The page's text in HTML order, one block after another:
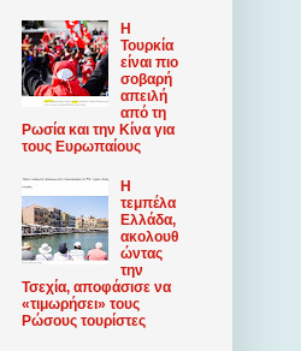
Η
Τουρκία
είναι πιο
σοβαρή
απειλή
από τη
Ρωσία και την Κίνα για
τους Ευρωπαίους
Η
τεμπέλα
Ελλάδα,
ακολουθ
ώντας
την
Τσεχία, αποφάσισε να
«τιμωρήσει» τους
Ρώσους τουρίστες